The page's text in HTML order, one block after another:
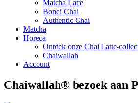
Matcha Latte
Bondi Chai
Authentic Chai
Matcha
Horeca
Ontdek onze Chai Latte-
Chaiwallah
Account
Chaiwallah® bezoek aan